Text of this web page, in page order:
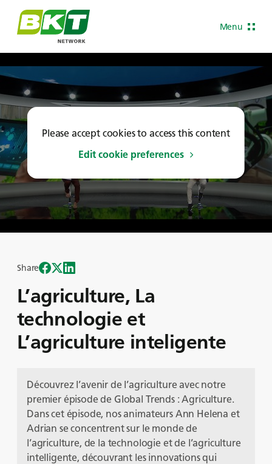
Menu
Please accept cookies to access this content
Edit cookie preferences
L’agriculture, La
technologie et
L’agriculture inteligente
Share
Découvrez l’avenir de l’agriculture avec notre
premier épisode de Global Trends : Agriculture.
Dans cet épisode, nos animateurs Ann Helena et
Adrian se concentrent sur le monde de
l’agriculture, de la technologie et de l’agriculture
intelligente, découvrant les innovations qui